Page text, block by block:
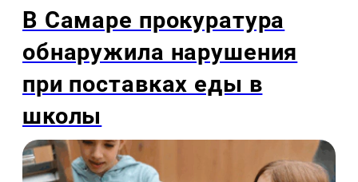
В Самаре прокуратура
обнаружила нарушения
при поставках еды в
школы